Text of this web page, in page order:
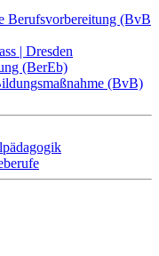
Berufsvorbereitung (BvB
| Dresden
(BerEb)
(BvB)